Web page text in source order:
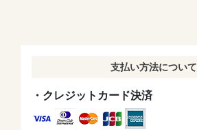
支払い方法について
・クレジットカード決済